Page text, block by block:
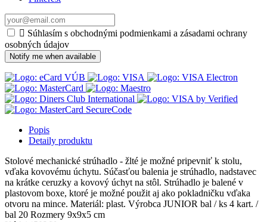
 Súhlasím s obchodnými podmienkami a zásadami ochrany
osobných údajov
Notify me when available
Popis
Detaily produktu
Stolové mechanické strúhadlo - žlté je možné pripevniť k stolu,
vďaka kovovému úchytu. Súčasťou balenia je strúhadlo, nadstavec
na krátke ceruzky a kovový úchyt na stôl. Strúhadlo je balené v
plastovom boxe, ktoré je možné použit aj ako pokladničku vďaka
otvoru na mince. Materiál: plast. Výrobca JUNIOR bal / ks 4 kart. /
bal 20 Rozmery 9x9x5 cm